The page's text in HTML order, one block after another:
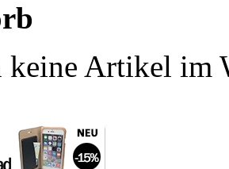
keine Artikel im